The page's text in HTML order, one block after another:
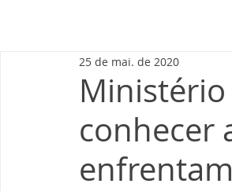
conhecer
25 de mai. de 2020